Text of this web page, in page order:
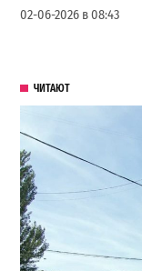
02-06-2026 в 08:43
ЧИТАЮТ